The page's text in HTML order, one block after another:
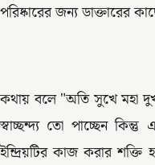
পরিষ্কারের জন্য ডাক্তারের
কথায় বলে "অতি সুখে মহা
স্বাচ্ছন্দ্য তো পাচ্ছেন
ইন্দ্রিয়টির কাজ করার